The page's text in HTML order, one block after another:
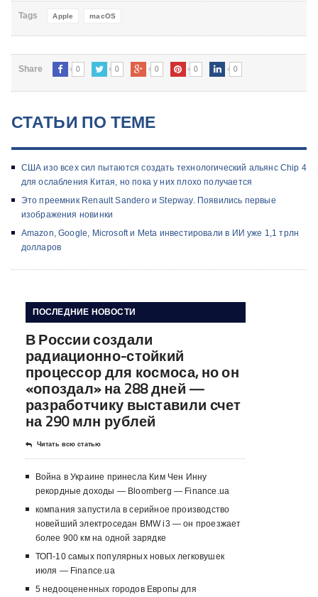
Tags Apple macOS
Share 0 0 0 0 0
СТАТЬИ ПО ТЕМЕ
США изо всех сил пытаются создать технологический альянс Chip 4
для ослабления Китая, но пока у них плохо получается
Это преемник Renault Sandero и Stepway. Появились первые
изображения новинки
Amazon, Google, Microsoft и Meta инвестировали в ИИ уже 1,1 трлн
долларов
ПОСЛЕДНИЕ НОВОСТИ
В России создали
радиационно-стойкий
процессор для космоса, но он
«опоздал» на 288 дней —
разработчику выставили счет
на 290 млн рублей
Читать всю статью
Война в Украине принесла Ким Чен Инну
рекордные доходы — Bloomberg — Finance.ua
компания запустила в серийное производство
новейший электроседан BMW i3 — он проезжает
более 900 км на одной зарядке
ТОП-10 самых популярных новых легковушек
июля — Finance.ua
5 недооцененных городов Европы для